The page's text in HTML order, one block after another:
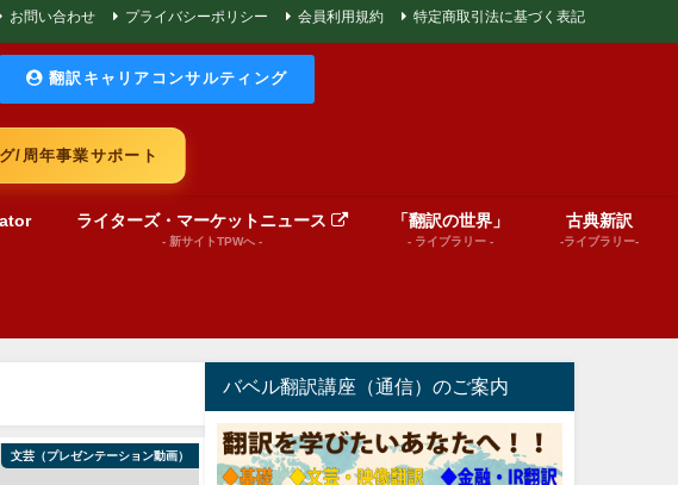
お問い合わせ プライバシーポリシー 会員利用規約 特定商取引法に基づく表記
翻訳キャリアコンサルティング
/周年事業サポート
ライターズ・マーケットニュース
- 新サイトTPWへ -
「翻訳の世界」
- ライブラリー -
古典新訳
-ライブラリー-
文芸（プレゼンテーション動画） 巻頭言
バベル翻訳講座（通信）のご案内